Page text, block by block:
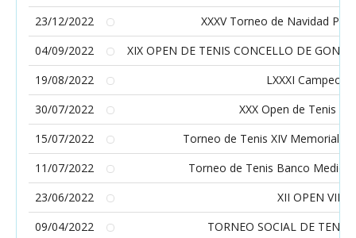
23/12/2022
XXXV Torneo de Navidad
04/09/2022
XIX OPEN DE TENIS CONCELLO DE
19/08/2022
LXXXI
30/07/2022
XXX Open de Tenis
15/07/2022
Torneo de Tenis XIV Memorial
11/07/2022
Torneo de Tenis Banco
23/06/2022
XII OPEN VILA
09/04/2022
TORNEO SOCIAL DE